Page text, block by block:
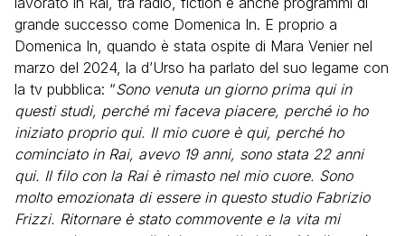
grande successo come Domenica In. E proprio a
Domenica In, quando è stata ospite di Mara Venier nel
marzo del 2024, la d’Urso ha parlato del suo legame con
la tv pubblica: “Sono venuta un giorno prima qui in
questi studi, perché mi faceva piacere, perché io ho
iniziato proprio qui. Il mio cuore è qui, perché ho
cominciato in Rai, avevo 19 anni, sono stata 22 anni
qui. Il filo con la Rai è rimasto nel mio cuore. Sono
molto emozionata di essere in questo studio Fabrizio
Frizzi. Ritornare è stato commovente e la vita mi